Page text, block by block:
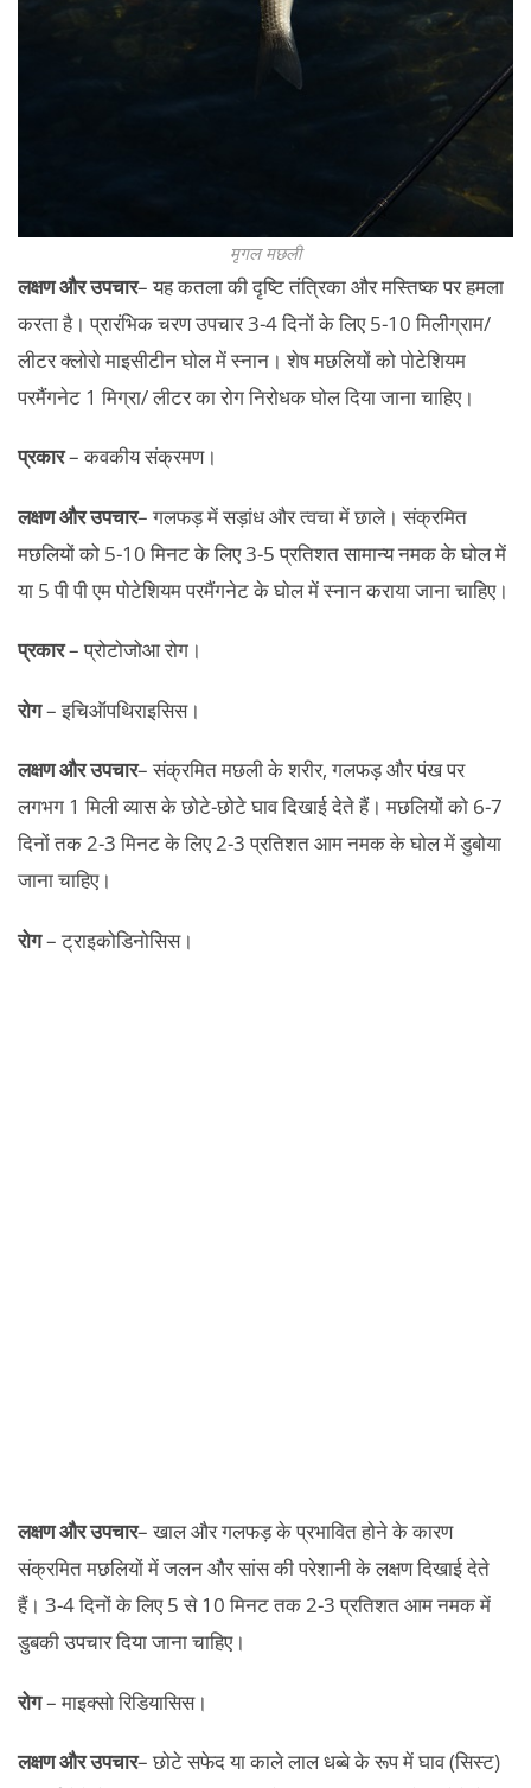
मृगल मछली
लक्षण और उपचार– यह कतला की दृष्टि तंत्रिका और मस्तिष्क पर हमला
करता है। प्रारंभिक चरण उपचार 3-4 दिनों के लिए 5-10 मिलीग्राम/
लीटर क्लोरो माइसीटीन घोल में स्नान। शेष मछलियों को पोटेशियम
परमैंगनेट 1 मिग्रा/ लीटर का रोग निरोधक घोल दिया जाना चाहिए।
प्रकार– कवकीय संक्रमण।
लक्षण और उपचार– गलफड़ में सड़ांध और त्वचा में छाले। संक्रमित
मछलियों को 5-10 मिनट के लिए 3-5 प्रतिशत सामान्य नमक के घोल में
या 5 पी पी एम पोटेशियम परमैंगनेट के घोल में स्नान कराया जाना चाहिए।
प्रकार– प्रोटोजोआ रोग।
रोग– इचिऑपथिराइसिस।
लक्षण और उपचार– संक्रमित मछली के शरीर, गलफड़ और पंख पर
लगभग 1 मिली व्यास के छोटे-छोटे घाव दिखाई देते हैं। मछलियों को 6-7
दिनों तक 2-3 मिनट के लिए 2-3 प्रतिशत आम नमक के घोल में डुबोया
जाना चाहिए।
रोग– ट्राइकोडिनोसिस।
लक्षण और उपचार– खाल और गलफड़ के प्रभावित होने के कारण
संक्रमित मछलियों में जलन और सांस की परेशानी के लक्षण दिखाई देते
हैं। 3-4 दिनों के लिए 5 से 10 मिनट तक 2-3 प्रतिशत आम नमक में
डुबकी उपचार दिया जाना चाहिए।
रोग– माइक्सो रिडियासिस।
लक्षण और उपचार– छोटे सफेद या काले लाल धब्बे के रूप में घाव (सिस्ट)